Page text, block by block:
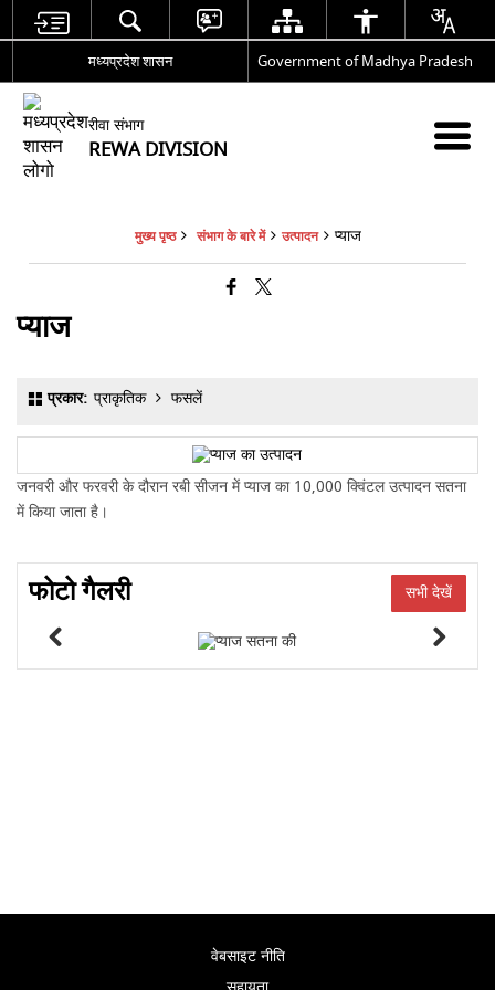
मध्यप्रदेश शासन Government of Madhya Pradesh
रीवा संभाग
REWA DIVISION
मुख्य पृष्ठ संभाग के बारे में उत्पादन प्याज
प्याज
प्रकार:प्राकृतिक फसलें
जनवरी और फरवरी के दौरान रबी सीजन में प्याज का 10,000 क्विंटल उत्पादन सतना
में किया जाता है।
फोटो गैलरी सभी देखें
वेबसाइट नीति